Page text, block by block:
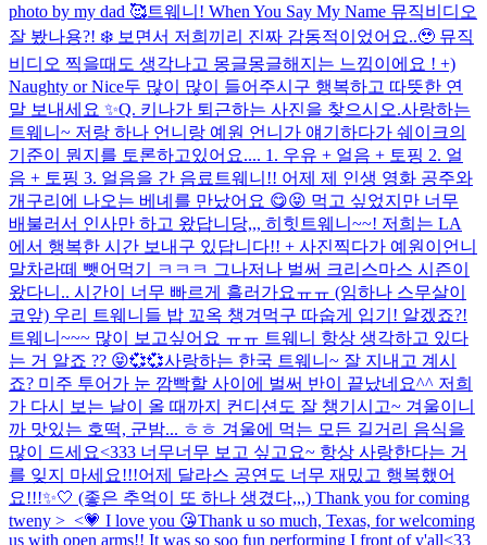
photo by my dad 🥰트웨니! When You Say My Name 뮤직비디오
잘 봤나용?! ❄️ 보면서 저희끼리 진짜 감동적이었어요..🥹 뮤직
비디오 찍을때도 생각나고 몽글몽글해지는 느낌이에요 ! +)
Naughty or Nice두 많이 많이 들어주시구 행복하고 따뜻한 연
말 보내세요 ✨Q. 키나가 퇴근하는 사진을 찾으시오.사랑하는
트웨니~ 저랑 하나 언니랑 예원 언니가 얘기하다가 쉐이크의
기준이 뭔지를 토론하고있어요.... 1. 우유 + 얼음 + 토핑 2. 얼
음 + 토핑 3. 얼음을 간 음료 트웨니!! 어제 제 인생 영화 공주와
개구리에 나오는 베녜를 만났어요 😋😝 먹고 싶었지만 너무
배불러서 인사만 하고 왔답니당,,, 히힛 트웨니~~! 저희는 LA
에서 행복한 시간 보내구 있답니다!! + 사진찍다가 예원이언니
말차라떼 뺏어먹기 ㅋㅋㅋ 그나저나 벌써 크리스마스 시즌이
왔다니.. 시간이 너무 빠르게 흘러가요ㅠㅠ (임하나 스무살이
코앞) 우리 트웨니들 밥 꼬옥 챙겨먹구 따숩게 입기! 알겠죠?!
트웨니~~~ 많이 보고싶어요 ㅠㅠ 트웨니 항상 생각하고 있다
는 거 알죠 ?? 😝💞💞사랑하는 한국 트웨니~ 잘 지내고 계시
죠? 미주 투어가 눈 깜빡할 사이에 벌써 반이 끝났네요^^ 저희
가 다시 보는 날이 올 때까지 컨디션도 잘 챙기시고~ 겨울이니
까 맛있는 호떡, 군밤... ㅎㅎ 겨울에 먹는 모든 길거리 음식을
많이 드세요<333 너무너무 보고 싶고요~ 항상 사랑한다는 거
를 잊지 마세요!!!어제 달라스 공연도 너무 재밌고 행복했어
요!!!✨🤍 (좋은 추억이 또 하나 생겼다,,,) Thank you for coming
tweny >_<💗 I love you 😘Thank u so much, Texas, for welcoming
us with open arms!! It was so soo fun performing I front of y'all<33